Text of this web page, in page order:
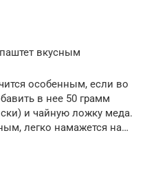
вкусным
особенным, если во
в нее 50 грамм
и чайную ложку меда.
легко намажется на…